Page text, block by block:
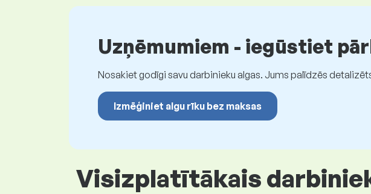
Uzņēmumiem - iegūstiet
Nosakiet godīgi savu darbinieku algas. Jums palīdzēs
Izmēģiniet algu rīku bez maksas
Visizplatītākais